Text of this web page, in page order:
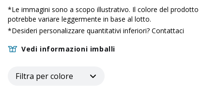
*Le immagini sono a scopo illustrativo. Il colore del prodotto
potrebbe variare leggermente in base al lotto.
*Desideri personalizzare quantitativi inferiori? Contattaci
Vedi informazioni imballi
Filtra per colore